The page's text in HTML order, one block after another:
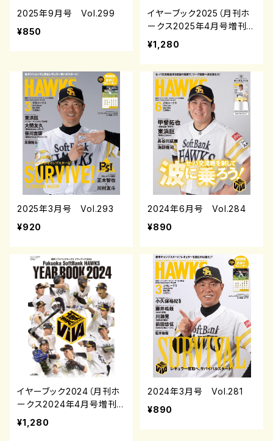
2025年9月号 Vol.299
¥850
イヤーブック2025（月刊ホ
ークス2025年4月号増刊）
¥1,280
2025年3月号 Vol.293
¥920
2024年6月号 Vol.284
¥890
イヤーブック2024（月刊ホ
ークス2024年4月号増刊）
¥1,280
2024年3月号 Vol.281
¥890